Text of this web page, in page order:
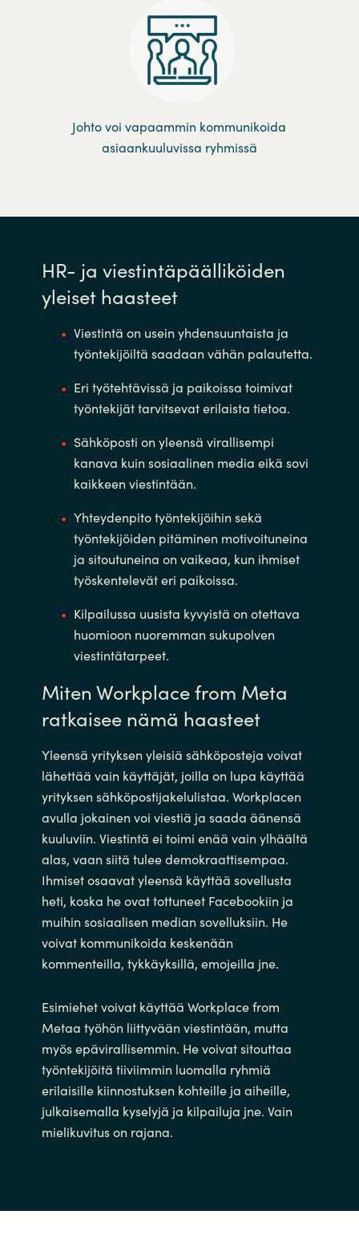
Johto voi vapaammin kommunikoida
asiaankuuluvissa ryhmissä
HR- ja viestintäpäälliköiden
yleiset haasteet
Viestintä on usein yhdensuuntaista ja
työntekijöiltä saadaan vähän palautetta.
Eri työtehtävissä ja paikoissa toimivat
työntekijät tarvitsevat erilaista tietoa.
Sähköposti on yleensä virallisempi
kanava kuin sosiaalinen media eikä sovi
kaikkeen viestintään.
Yhteydenpito työntekijöihin sekä
työntekijöiden pitäminen motivoituneina
ja sitoutuneina on vaikeaa, kun ihmiset
työskentelevät eri paikoissa.
Kilpailussa uusista kyvyistä on otettava
huomioon nuoremman sukupolven
viestintätarpeet.
Miten Workplace from Meta
ratkaisee nämä haasteet
Yleensä yrityksen yleisiä sähköposteja voivat
lähettää vain käyttäjät, joilla on lupa käyttää
yrityksen sähköpostijakelulistaa. Workplacen
avulla jokainen voi viestiä ja saada äänensä
kuuluviin. Viestintä ei toimi enää vain ylhäältä
alas, vaan siitä tulee demokraattisempaa.
Ihmiset osaavat yleensä käyttää sovellusta
heti, koska he ovat tottuneet Facebookiin ja
muihin sosiaalisen median sovelluksiin. He
voivat kommunikoida keskenään
kommenteilla, tykkäyksillä, emojeilla jne.
Esimiehet voivat käyttää Workplace from
Metaa työhön liittyvään viestintään, mutta
myös epävirallisemmin. He voivat sitouttaa
työntekijöitä tiiviimmin luomalla ryhmiä
erilaisille kiinnostuksen kohteille ja aiheille,
julkaisemalla kyselyjä ja kilpailuja jne. Vain
mielikuvitus on rajana.